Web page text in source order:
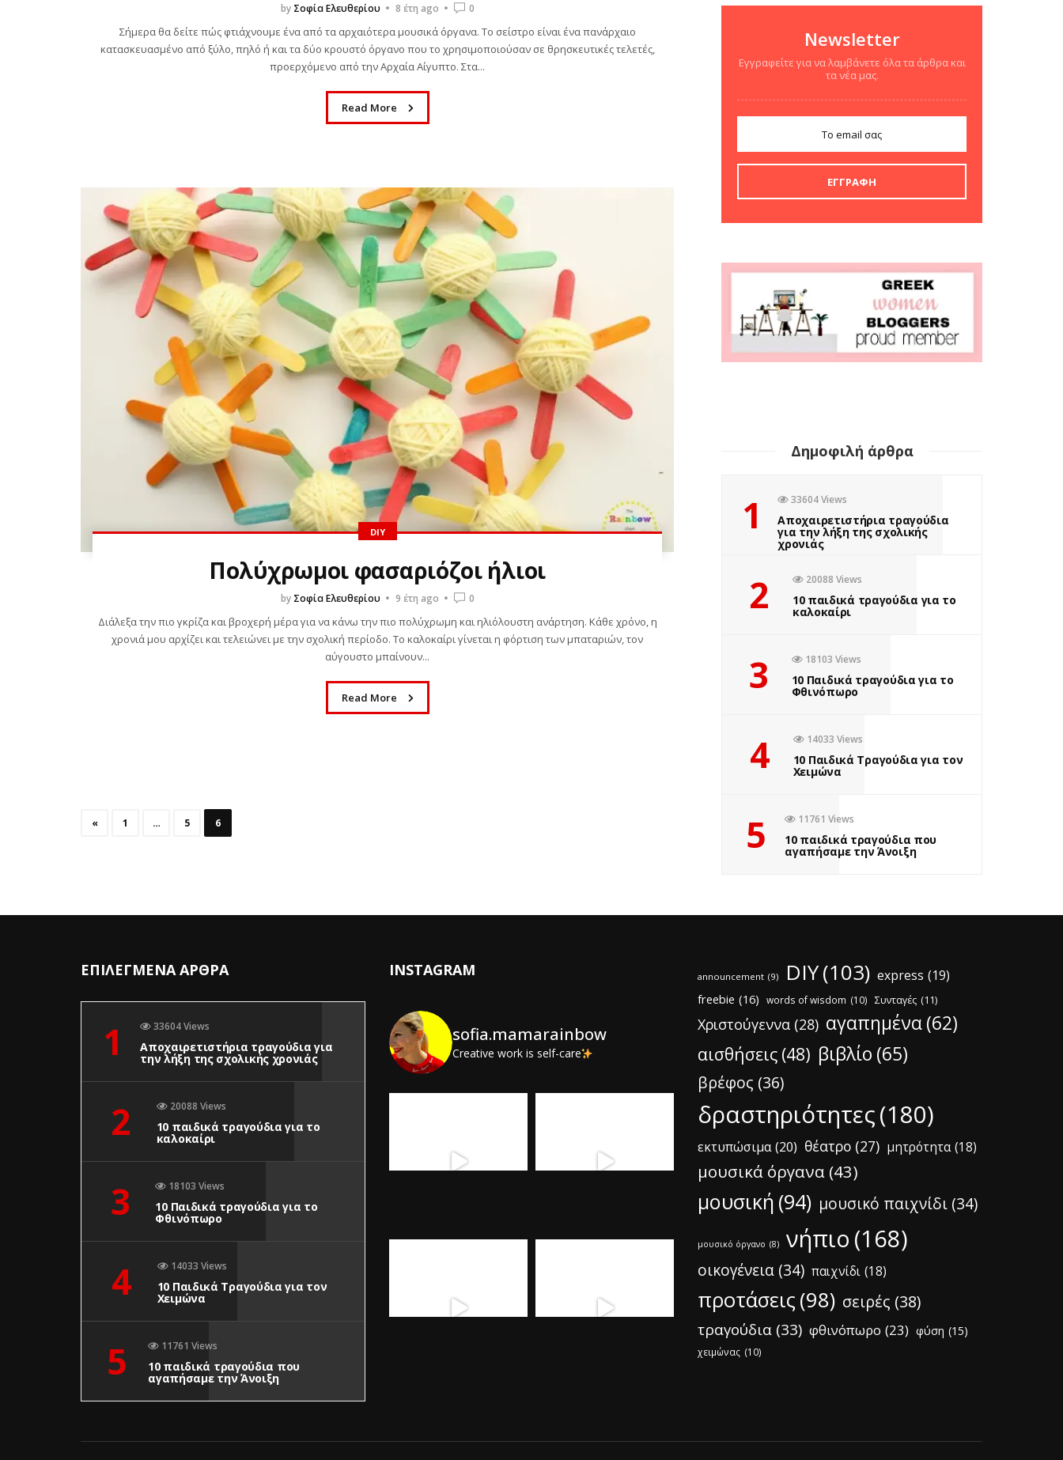
by Σοφία Ελευθερίου 8 έτη ago 0
Σήμερα θα δείτε πώς φτιάχνουμε ένα από τα αρχαιότερα μουσικά όργανα. Το σείστρο είναι ένα πανάρχαιο
κατασκευασμένο από ξύλο, πηλό ή και τα δύο κρουστό όργανο που το χρησιμοποιούσαν σε θρησκευτικές τελετές,
προερχόμενο από την Αρχαία Αίγυπτο. Στα...
Read More
DIY
Πολύχρωμοι φασαριόζοι ήλιοι
by Σοφία Ελευθερίου 9 έτη ago 0
Διάλεξα την πιο γκρίζα και βροχερή μέρα για να κάνω την πιο πολύχρωμη και ηλιόλουστη ανάρτηση. Κάθε χρόνο, η
χρονιά μου αρχίζει και τελειώνει με την σχολική περίοδο. Το καλοκαίρι γίνεται η φόρτιση των μπαταριών, τον
αύγουστο μπαίνουν...
Read More
« 1 … 5 6
Newsletter
Εγγραφείτε για να λαμβάνετε όλα τα άρθρα και
τα νέα μας.
Δημοφιλή άρθρα
1 33604 Views
Αποχαιρετιστήρια τραγούδια
για την λήξη της σχολικής
χρονιάς
2 20088 Views
10 παιδικά τραγούδια για το
καλοκαίρι
3 18103 Views
10 Παιδικά τραγούδια για το
Φθινόπωρο
4 14033 Views
10 Παιδικά Τραγούδια για τον
Χειμώνα
5 11761 Views
10 παιδικά τραγούδια που
αγαπήσαμε την Άνοιξη
ΕΠΙΛΕΓΜΕΝΑ ΑΡΘΡΑ
1 33604 Views
Αποχαιρετιστήρια τραγούδια για
την λήξη της σχολικής χρονιάς
2 20088 Views
10 παιδικά τραγούδια για το
καλοκαίρι
3 18103 Views
10 Παιδικά τραγούδια για το
Φθινόπωρο
4 14033 Views
10 Παιδικά Τραγούδια για τον
Χειμώνα
5 11761 Views
10 παιδικά τραγούδια που
αγαπήσαμε την Άνοιξη
INSTAGRAM
sofia.mamarainbow
Creative work is self-care
announcement (9) DIY(103) express (19)
freebie (16) words of wisdom (10) Συνταγές (11)
Χριστούγεννα (28) αγαπημένα(62)
αισθήσεις (48) βιβλίο (65)
βρέφος (36)
δραστηριότητες(180)
εκτυπώσιμα (20) θέατρο (27) μητρότητα (18)
μουσικά όργανα (43)
μουσική (94) μουσικό παιχνίδι (34)
μουσικό όργανο (8) νήπιο (168)
οικογένεια (34) παιχνίδι (18)
προτάσεις (98) σειρές (38)
τραγούδια (33) φθινόπωρο (23) φύση (15)
χειμώνας (10)
MURDLE JR.: Έξυπνα
εγκλήματα για έξυπνα
παιδιά, εκδόσεις
Ανάμεσα σε παραλίες και ζεστά ήσυχα μεσημέρια, έρχεται
απεγνωσμένα κάτι να κάνει....
Read More